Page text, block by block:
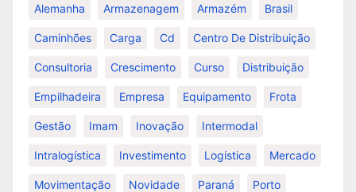
Alemanha Armazenagem Armazém Brasil
Caminhões Carga Cd Centro De Distribuição
Consultoria Crescimento Curso Distribuição
Empilhadeira Empresa Equipamento Frota
Gestão Imam Inovação Intermodal
Intralogística Investimento Logística Mercado
Movimentação Novidade Paraná Porto